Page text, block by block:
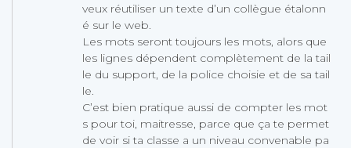
veux réutiliser un texte d’un collègue étalonn
é sur le web.
Les mots seront toujours les mots, alors que
les lignes dépendent complètement de la tail
le du support, de la police choisie et de sa tail
le.
C’est bien pratique aussi de compter les mot
s pour toi, maitresse, parce que ça te permet
de voir si ta classe a un niveau convenable pa